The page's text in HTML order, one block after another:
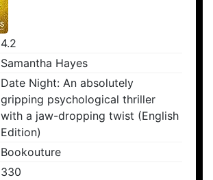
4.2
Samantha Hayes
Date Night: An absolutely
gripping psychological thriller
with a jaw-dropping twist (English
Edition)
Bookouture
330